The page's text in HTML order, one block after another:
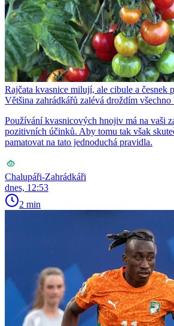
Rajčata kvasnice milují, ale cibule a česnek
Většina zahrádkářů zalévá droždím všechno
Používání kvasnicových hnojiv má na vaši
pozitivních účinků. Aby tomu tak však
pamatovat na tato jednoduchá pravidla.
Chalupáři-Zahrádkáři
dnes, 12:53
2 min